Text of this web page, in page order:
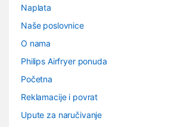
Naplata
Naše poslovnice
O nama
Philips Airfryer ponuda
Početna
Reklamacije i povrat
Upute za naručivanje